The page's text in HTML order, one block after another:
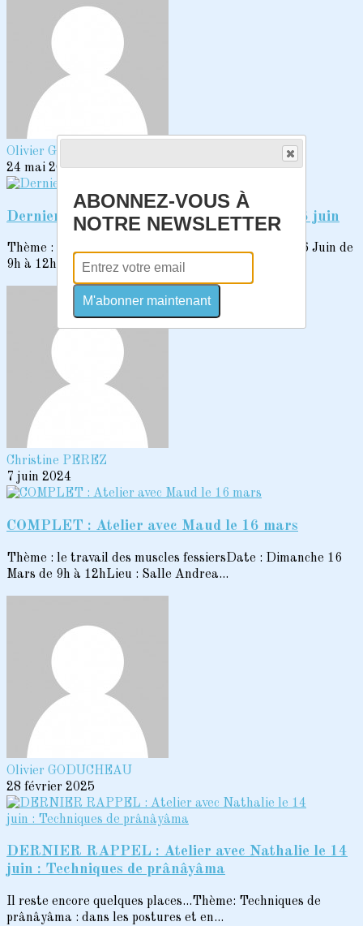
Olivier GODUCHEAU
24 mai 2024
Dernier Rappel : Atelier avec Monique le 16 juin
Thème : Prendre soin de son dosDate : Dimanche 16 Juin de
9h à 12hLieu : Salle de danse de la...
Christine PEREZ
7 juin 2024
COMPLET : Atelier avec Maud le 16 mars
Thème : le travail des muscles fessiersDate : Dimanche 16
Mars de 9h à 12hLieu : Salle Andrea...
Olivier GODUCHEAU
28 février 2025
DERNIER RAPPEL : Atelier avec Nathalie le 14
juin : Techniques de prânâyâma
Il reste encore quelques places...Thème: Techniques de
prânâyâma : dans les postures et en...
ABONNEZ-VOUS À
NOTRE NEWSLETTER
M'abonner maintenant